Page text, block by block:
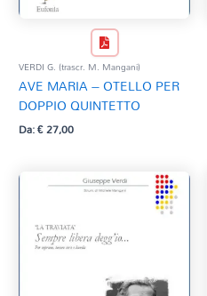
VERDI G. (trascr. M. Mangani)
AVE MARIA – OTELLO PER
DOPPIO QUINTETTO
Da:€27,00